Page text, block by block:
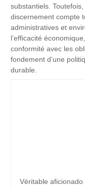
substantiels.
discernement compte
administratives et
l’efficacité
conformité avec les
fondement d’une
durable.
Véritable